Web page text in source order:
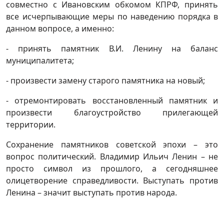
совместно с Ивановским обкомом КПРФ, принять
все исчерпывающие меры по наведению порядка в
данном вопросе, а именно:
- принять памятник В.И. Ленину на баланс
муниципалитета;
- произвести замену старого памятника на новый;
- отремонтировать восстановленный памятник и
произвести благоустройство прилегающей
территории.
Сохранение памятников советской эпохи – это
вопрос политический. Владимир Ильич Ленин – не
просто символ из прошлого, а сегодняшнее
олицетворение справедливости. Выступать против
Ленина – значит выступать против народа.